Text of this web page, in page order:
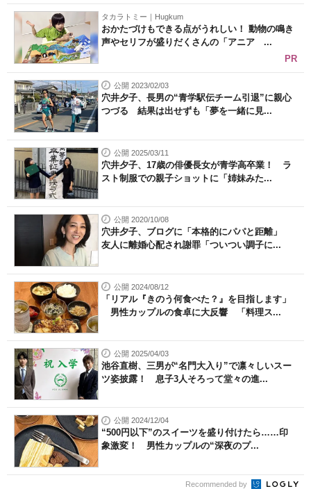
タカラトミー｜Hugkum
おかたづけもできる点がうれしい！ 動物の鳴き
声やセリフが盛りだくさんの「アニア ...
PR
公開 2023/02/03
穴井夕子、長男の“青学駅伝チーム引退”に親心
つづる 結果は出せずも「夢を一緒に見...
公開 2025/03/11
穴井夕子、17歳の俳優長女が青学高卒業！ ラ
スト制服での親子ショットに「姉妹みた...
公開 2020/10/08
穴井夕子、ブログに「本格的にパパと距離」
友人に離婚心配され謝罪「ついつい調子に...
公開 2024/08/12
「リアル『きのう何食べた？』を目指します」
男性カップルの食卓に大反響 「料理ス...
公開 2025/04/03
池谷直樹、三男が“名門大入り”で凛々しいスー
ツ姿披露！ 息子3人そろって堂々の進...
公開 2024/12/04
“500円以下”のスイーツを盛り付けたら……印
象激変！ 男性カップルの“深夜のプ...
Recommended by